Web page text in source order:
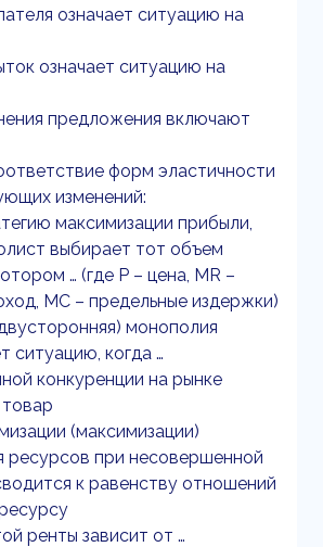
означает ситуацию на
означает ситуацию на
предложения включают
форм эластичности
изменений:
максимизации прибыли,
выбирает тот объем
… (где P – цена, MR –
MC – предельные издержки)
монополия
ситуацию, когда …
конкуренции на рынке
товар
(максимизации)
ресурсов при несовершенной
к равенству отношений
ренты зависит от …